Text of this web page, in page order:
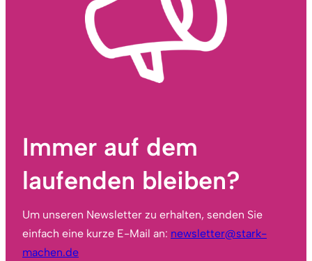
Immer auf dem
laufenden bleiben?
Um unseren Newsletter zu erhalten, senden Sie
einfach eine kurze E-Mail an: newsletter@stark-
machen.de